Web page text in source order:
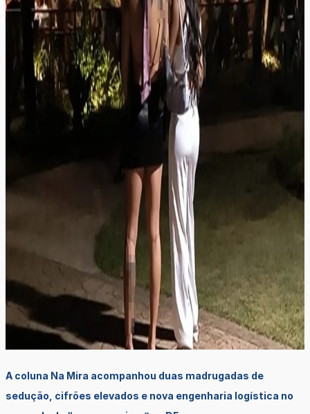
A coluna Na Mira acompanhou duas madrugadas de
sedução, cifrões elevados e nova engenharia logística no